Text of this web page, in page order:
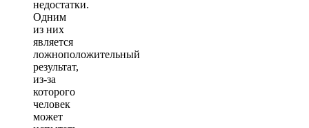
недостатки.
Одним
из них
является
ложноположительный
результат,
из-за
которого
человек
может